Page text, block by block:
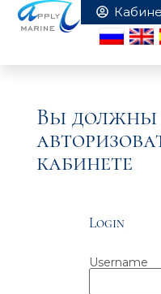
Вы должны
кабинете
Login
Username